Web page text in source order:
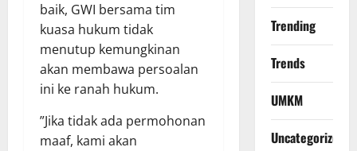
baik, GWI bersama tim
kuasa hukum tidak
menutup kemungkinan
akan membawa persoalan
ini ke ranah hukum.
​”Jika tidak ada permohonan
maaf, kami akan
Trending
Trends
UMKM
Uncategorized